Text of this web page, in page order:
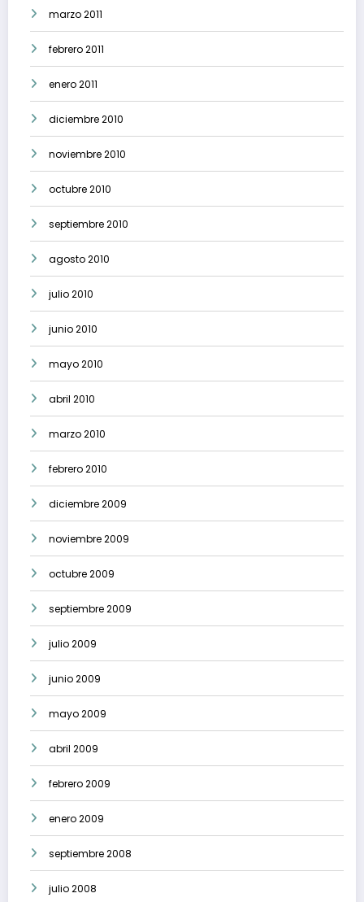
marzo 2011
febrero 2011
enero 2011
diciembre 2010
noviembre 2010
octubre 2010
septiembre 2010
agosto 2010
julio 2010
junio 2010
mayo 2010
abril 2010
marzo 2010
febrero 2010
diciembre 2009
noviembre 2009
octubre 2009
septiembre 2009
julio 2009
junio 2009
mayo 2009
abril 2009
febrero 2009
enero 2009
septiembre 2008
julio 2008